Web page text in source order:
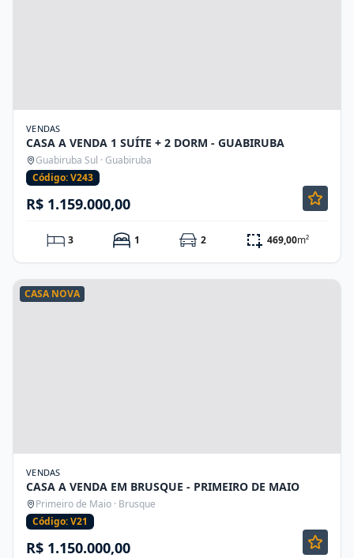
VENDAS
CASA A VENDA 1 SUÍTE + 2 DORM - GUABIRUBA
Guabiruba Sul · Guabiruba
Código: V243
R$ 1.159.000,00
3 1 2 469,00m²
CASA NOVA
VENDAS
CASA A VENDA EM BRUSQUE - PRIMEIRO DE MAIO
Primeiro de Maio · Brusque
Código: V21
R$ 1.150.000,00